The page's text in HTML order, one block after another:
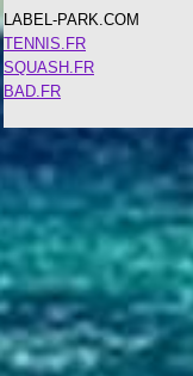
LABEL-PARK.COM
TENNIS.FR
SQUASH.FR
BAD.FR